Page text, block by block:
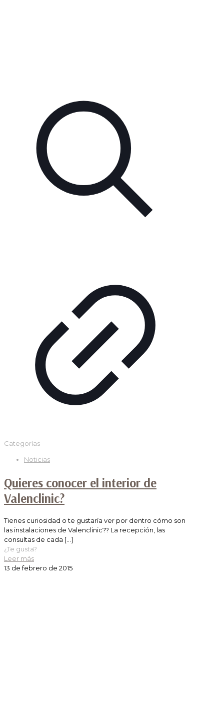
Categorías
Noticias
Quieres conocer el interior de
Valenclinic?
Tienes curiosidad o te gustaría ver por dentro cómo son
las instalaciones de Valenclinic?? La recepción, las
consultas de cada […]
¿Te gusta?
Leer más
13 de febrero de 2015